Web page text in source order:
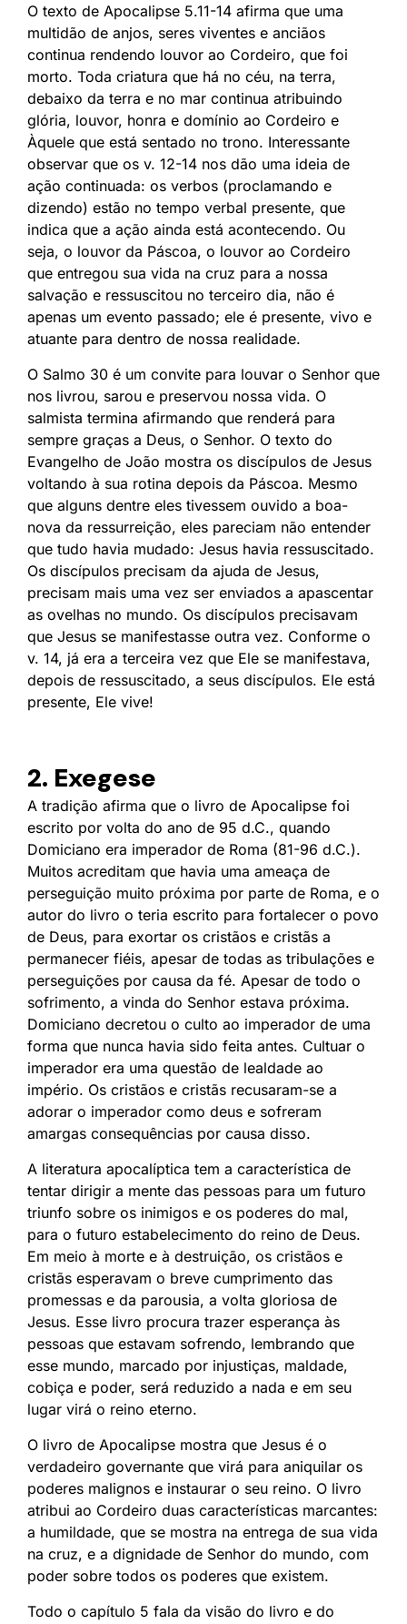
O texto de Apocalipse 5.11-14 afirma que uma
multidão de anjos, seres viventes e anciãos
continua rendendo louvor ao Cordeiro, que foi
morto. Toda criatura que há no céu, na terra,
debaixo da terra e no mar continua atribuindo
glória, louvor, honra e domínio ao Cordeiro e
Àquele que está sentado no trono. Interessante
observar que os v. 12-14 nos dão uma ideia de
ação continuada: os verbos (proclamando e
dizendo) estão no tempo verbal presente, que
indica que a ação ainda está acontecendo. Ou
seja, o louvor da Páscoa, o louvor ao Cordeiro
que entregou sua vida na cruz para a nossa
salvação e ressuscitou no terceiro dia, não é
apenas um evento passado; ele é presente, vivo e
atuante para dentro de nossa realidade.
O Salmo 30 é um convite para louvar o Senhor que
nos livrou, sarou e preservou nossa vida. O
salmista termina afirmando que renderá para
sempre graças a Deus, o Senhor. O texto do
Evangelho de João mostra os discípulos de Jesus
voltando à sua rotina depois da Páscoa. Mesmo
que alguns dentre eles tivessem ouvido a boa-
nova da ressurreição, eles pareciam não entender
que tudo havia mudado: Jesus havia ressuscitado.
Os discípulos precisam da ajuda de Jesus,
precisam mais uma vez ser enviados a apascentar
as ovelhas no mundo. Os discípulos precisavam
que Jesus se manifestasse outra vez. Conforme o
v. 14, já era a terceira vez que Ele se manifestava,
depois de ressuscitado, a seus discípulos. Ele está
presente, Ele vive!
2. Exegese
A tradição afirma que o livro de Apocalipse foi
escrito por volta do ano de 95 d.C., quando
Domiciano era imperador de Roma (81-96 d.C.).
Muitos acreditam que havia uma ameaça de
perseguição muito próxima por parte de Roma, e o
autor do livro o teria escrito para fortalecer o povo
de Deus, para exortar os cristãos e cristãs a
permanecer fiéis, apesar de todas as tribulações e
perseguições por causa da fé. Apesar de todo o
sofrimento, a vinda do Senhor estava próxima.
Domiciano decretou o culto ao imperador de uma
forma que nunca havia sido feita antes. Cultuar o
imperador era uma questão de lealdade ao
império. Os cristãos e cristãs recusaram-se a
adorar o imperador como deus e sofreram
amargas consequências por causa disso.
A literatura apocalíptica tem a característica de
tentar dirigir a mente das pessoas para um futuro
triunfo sobre os inimigos e os poderes do mal,
para o futuro estabelecimento do reino de Deus.
Em meio à morte e à destruição, os cristãos e
cristãs esperavam o breve cumprimento das
promessas e da parousia, a volta gloriosa de
Jesus. Esse livro procura trazer esperança às
pessoas que estavam sofrendo, lembrando que
esse mundo, marcado por injustiças, maldade,
cobiça e poder, será reduzido a nada e em seu
lugar virá o reino eterno.
O livro de Apocalipse mostra que Jesus é o
verdadeiro governante que virá para aniquilar os
poderes malignos e instaurar o seu reino. O livro
atribui ao Cordeiro duas características marcantes:
a humildade, que se mostra na entrega de sua vida
na cruz, e a dignidade de Senhor do mundo, com
poder sobre todos os poderes que existem.
Todo o capítulo 5 fala da visão do livro e do